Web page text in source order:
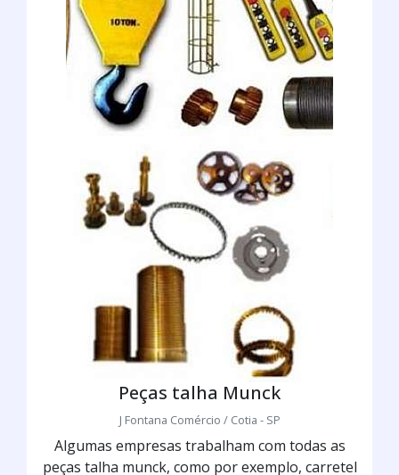
Peças talha Munck
J Fontana Comércio / Cotia - SP
Algumas empresas trabalham com todas as
peças talha munck, como por exemplo, carretel